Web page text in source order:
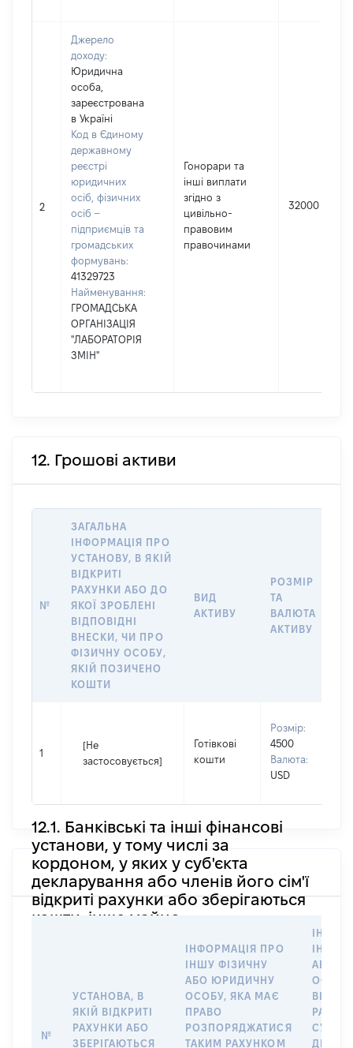
2
Джерело
доходу:
Юридична
особа,
зареєстрована
в Україні
Код в Єдиному
державному
реєстрі
юридичних
осіб, фізичних
осіб –
підприємців та
громадських
формувань:
41329723
Найменування:
ГРОМАДСЬКА
ОРГАНІЗАЦІЯ
"ЛАБОРАТОРІЯ
ЗМІН"
Гонорари та
інші виплати
згідно з
цивільно-
правовим
правочинами
32000
12. Грошові активи
№
ЗАГАЛЬНА
ІНФОРМАЦІЯ ПРО
УСТАНОВУ, В ЯКІЙ
ВІДКРИТІ
РАХУНКИ АБО ДО
ЯКОЇ ЗРОБЛЕНІ
ВІДПОВІДНІ
ВНЕСКИ, ЧИ ПРО
ФІЗИЧНУ ОСОБУ,
ЯКІЙ ПОЗИЧЕНО
КОШТИ
ВИД
АКТИВУ
РОЗМІР
ТА
ВАЛЮТА
АКТИВУ
1
[Не
застосовується]
Готівкові
кошти
Розмір:
4500
Валюта:
USD
12.1. Банківські та інші фінансові
установи, у тому числі за
кордоном, у яких у суб'єкта
декларування або членів його сім'ї
відкриті рахунки або зберігаються
кошти, інше майно
№
УСТАНОВА, В
ЯКІЙ ВІДКРИТІ
РАХУНКИ АБО
ЗБЕРІГАЮТЬСЯ
ІНФОРМАЦІЯ ПРО
ІНШУ ФІЗИЧНУ
АБО ЮРИДИЧНУ
ОСОБУ, ЯКА МАЄ
ПРАВО
РОЗПОРЯДЖАТИСЯ
ТАКИМ РАХУНКОМ
ІНШУ
АБО